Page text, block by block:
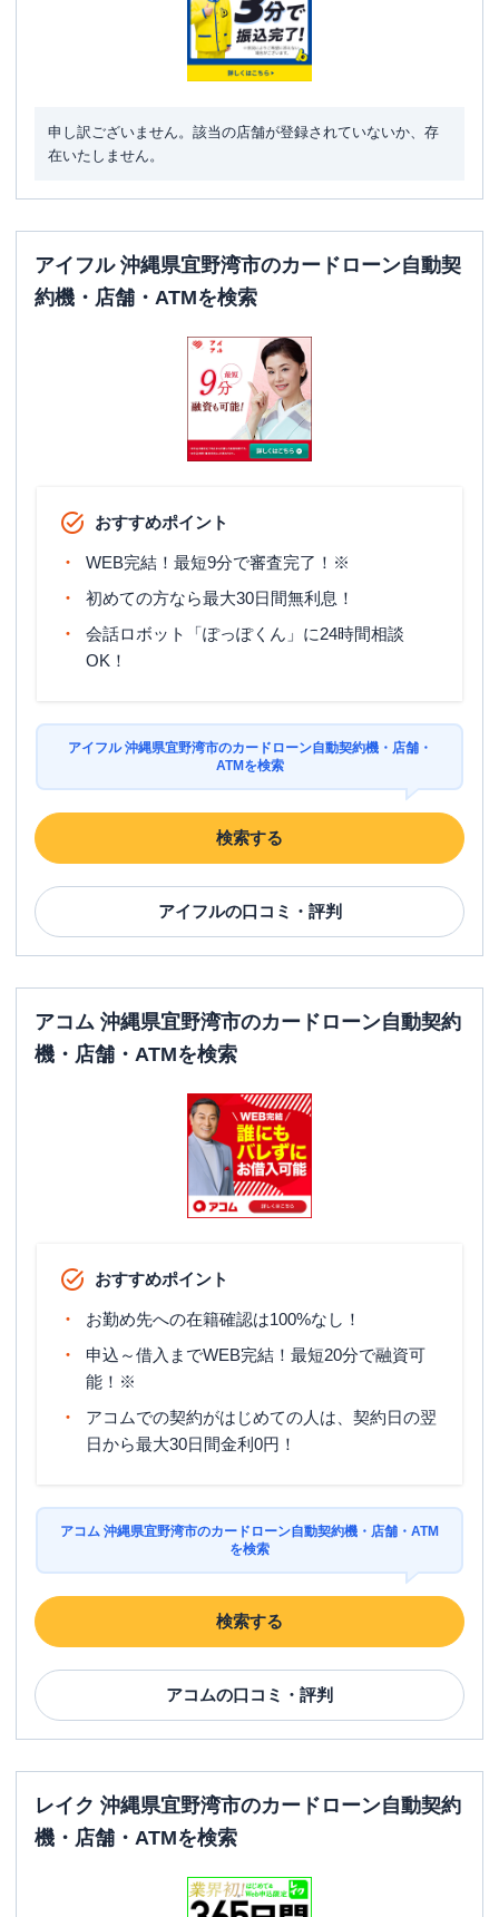
申し訳ございません。該当の店舗が登録されていないか、存
在いたしません。
アイフル 沖縄県宜野湾市のカードローン自動契
約機・店舗・ATMを検索
おすすめポイント
WEB完結！最短9分で審査完了！※
初めての方なら最大30日間無利息！
会話ロボット「ぽっぽくん」に24時間相談
OK！
アイフル 沖縄県宜野湾市のカードローン自動契約機・店舗・
ATMを検索
検索する
アイフルの口コミ・評判
アコム 沖縄県宜野湾市のカードローン自動契約
機・店舗・ATMを検索
おすすめポイント
お勤め先への在籍確認は100%なし！
申込～借入までWEB完結！最短20分で融資可
能！※
アコムでの契約がはじめての人は、契約日の翌
日から最大30日間金利0円！
アコム 沖縄県宜野湾市のカードローン自動契約機・店舗・ATM
を検索
検索する
アコムの口コミ・評判
レイク 沖縄県宜野湾市のカードローン自動契約
機・店舗・ATMを検索